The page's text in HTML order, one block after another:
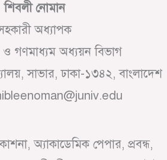
শিবলী নোমান
অধ্যাপক
ও গণমাধ্যম অধ্যয়ন বিভাগ
সাভার, ঢাকা-১৩৪২, বাংলাদেশ
অ্যাকাডেমিক পেপার, প্রবন্ধ,